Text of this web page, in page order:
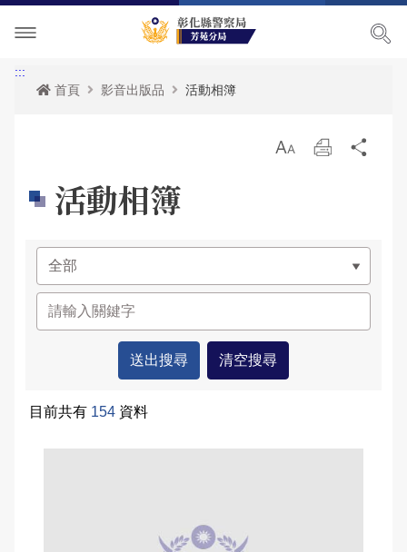
單位介紹
組織執掌
聯絡資訊
轄區概況
活動訊息
榮譽榜
RSS訊息中心
交通安全宣導
犯罪預防宣導
婦幼安全宣導
165反詐騙宣導
便民服務
表單下載
雙語詞彙
政府資訊公開
民意廣場
分局長信箱
警民交流留言板
影音出版品
常見問答
:::
首頁
影音出版品 活動相簿
放 列
活動相簿
目前共有 154 資料